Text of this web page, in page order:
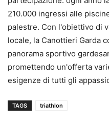
210.000 ingressi alle
palestre. Con l'obiettivo di
locale, la Canottieri Garda
panorama sportivo
promettendo un'offerta
esigenze di tutti gli
TAGS triathlon